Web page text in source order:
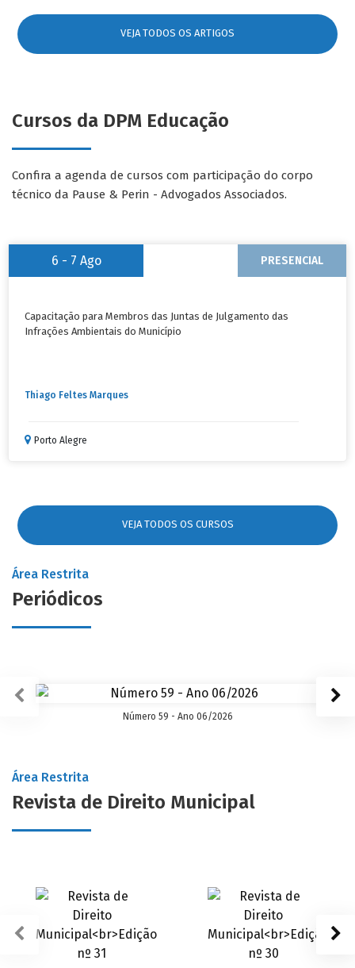
VEJA TODOS OS ARTIGOS
Cursos da DPM Educação
Confira a agenda de cursos com participação do corpo
técnico da Pause & Perin - Advogados Associados.
6 - 7 Ago PRESENCIAL
Capacitação para Membros das Juntas de Julgamento das
Infrações Ambientais do Município
Thiago Feltes Marques
Porto Alegre
VEJA TODOS OS CURSOS
Área Restrita
Periódicos
Número 59 - Ano 06/2026
Área Restrita
Revista de Direito Municipal